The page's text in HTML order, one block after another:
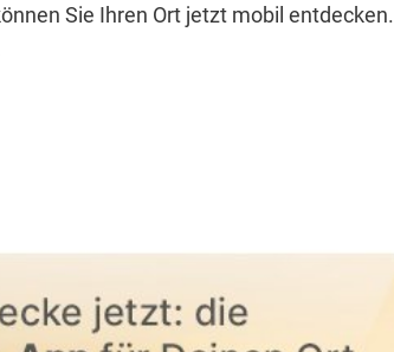
Sie Ihren Ort jetzt mobil entdecken.